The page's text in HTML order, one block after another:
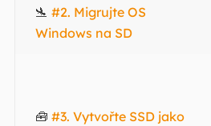
🛬 #2. Migrujte OS
Windows na SD
🧰 #3. Vytvořte SSD jako